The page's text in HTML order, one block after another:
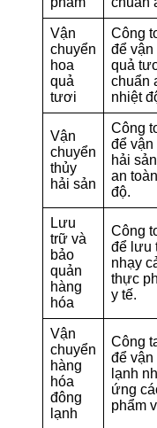
Vận
chuyển
hoa
quả
tươi
Công
để vận
quả
chuẩn
nhiệt
Vận
chuyển
thủy
hải sản
Công
để vận
hải
an
độ.
Lưu
trữ và
bảo
quản
hàng
hóa
Công
để lưu
nhạy
thực
y tế.
Vận
chuyển
hàng
hóa
đông
lạnh
Công
để vận
lạnh
ứng
phẩm